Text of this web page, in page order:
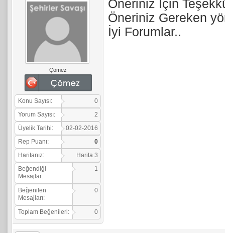
Çömez
Konu Sayısı:
0
Yorum Sayısı:
2
Üyelik Tarihi:
02-02-2016
Rep Puanı:
0
Haritanız:
Harita 3
Beğendiği
Mesajlar:
1
Beğenilen
Mesajları:
0
Toplam Beğenileri: 0
Öneriniz İçin
Öneriniz Gereken
İyi Forumlar..